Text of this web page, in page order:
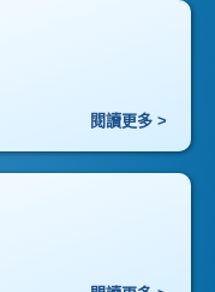
閱讀更多 >